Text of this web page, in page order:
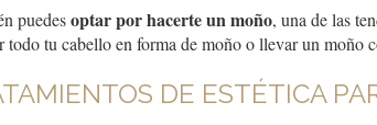
puedesoptar por hacerte un moño, una de las
todo tu cabello en forma de moño o llevar un moño
DE ESTÉTICA